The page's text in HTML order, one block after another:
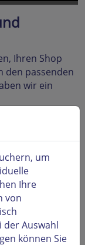
Ihren Shop
den passenden
wir ein
in
um
Ihre
von
der Auswahl
können Sie